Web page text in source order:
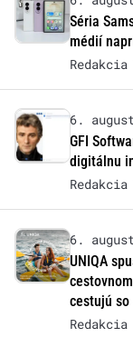
Séria
médií
Redakcia
6.
GFI
digitálnu
Redakcia
6.
UNIQA
cestujú so
Redakcia